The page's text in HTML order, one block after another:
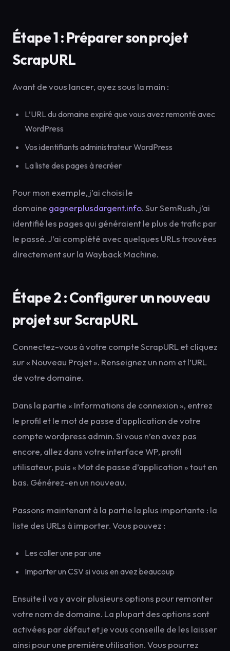
Étape 1 : Préparer son projet
ScrapURL
Avant de vous lancer, ayez sous la main :
L’URL du domaine expiré que vous avez remonté avec
WordPress
Vos identifiants administrateur WordPress
La liste des pages à recréer
Pour mon exemple, j’ai choisi le
domaine gagnerplusdargent.info. Sur SemRush, j’ai
identifié les pages qui généraient le plus de trafic par
le passé. J’ai complété avec quelques URLs trouvées
directement sur la Wayback Machine.
Étape 2 : Configurer un nouveau
projet sur ScrapURL
Connectez-vous à votre compte ScrapURL et cliquez
sur « Nouveau Projet ». Renseignez un nom et l’URL
de votre domaine.
Dans la partie « Informations de connexion », entrez
le profil et le mot de passe d’application de votre
compte wordpress admin. Si vous n’en avez pas
encore, allez dans votre interface WP, profil
utilisateur, puis « Mot de passe d’application » tout en
bas. Générez-en un nouveau.
Passons maintenant à la partie la plus importante : la
liste des URLs à importer. Vous pouvez :
Les coller une par une
Importer un CSV si vous en avez beaucoup
Ensuite il va y avoir plusieurs options pour remonter
votre nom de domaine. La plupart des options sont
activées par défaut et je vous conseille de les laisser
ainsi pour une première utilisation. Vous pourrez